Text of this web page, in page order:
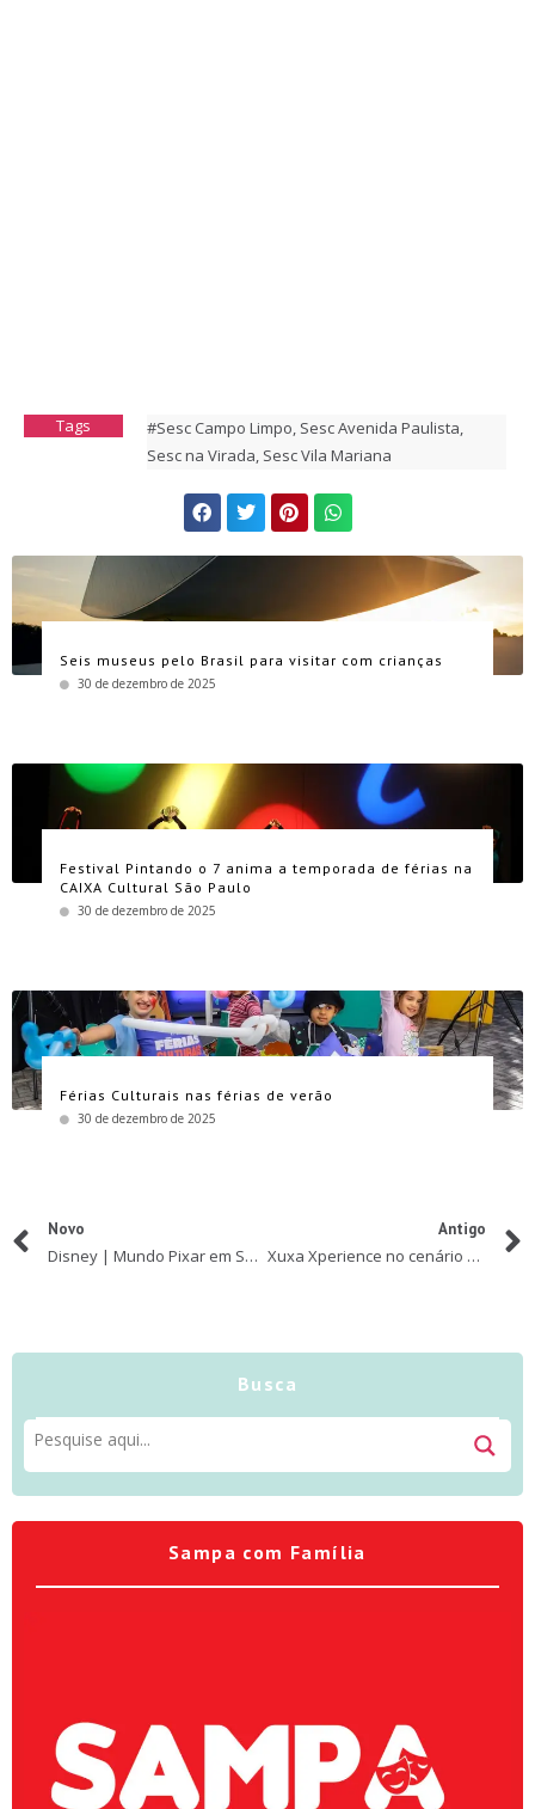
Tags #Sesc Campo Limpo, Sesc Avenida Paulista,
Sesc na Virada, Sesc Vila Mariana
Seis museus pelo Brasil para visitar com crianças
30 de dezembro de 2025
Festival Pintando o 7 anima a temporada de férias na
CAIXA Cultural São Paulo
30 de dezembro de 2025
Férias Culturais nas férias de verão
30 de dezembro de 2025
Novo
Disney | Mundo Pixar em Sampa
Antigo
Xuxa Xperience no cenário do Xou da Xuxa
Busca
Sampa com Família